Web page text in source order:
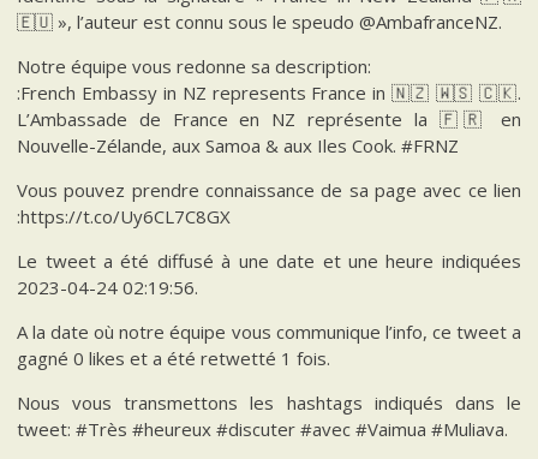
🇪🇺 », l’auteur est connu sous le speudo @AmbafranceNZ.
Notre équipe vous redonne sa description:
:French Embassy in NZ represents France in 🇳🇿 🇼🇸 🇨🇰.
L’Ambassade de France en NZ représente la 🇫🇷 en
Nouvelle-Zélande, aux Samoa & aux Iles Cook. #FRNZ
Vous pouvez prendre connaissance de sa page avec ce lien
:https://t.co/Uy6CL7C8GX
Le tweet a été diffusé à une date et une heure indiquées
2023-04-24 02:19:56.
A la date où notre équipe vous communique l’info, ce tweet a
gagné 0 likes et a été retwetté 1 fois.
Nous vous transmettons les hashtags indiqués dans le
tweet: #Très #heureux #discuter #avec #Vaimua #Muliava.